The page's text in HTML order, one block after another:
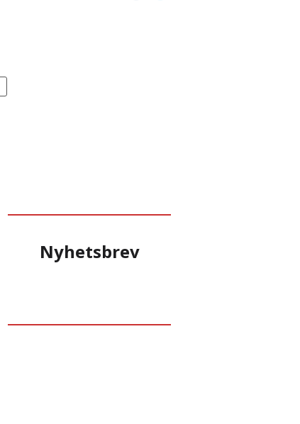
Nyhetsbrev